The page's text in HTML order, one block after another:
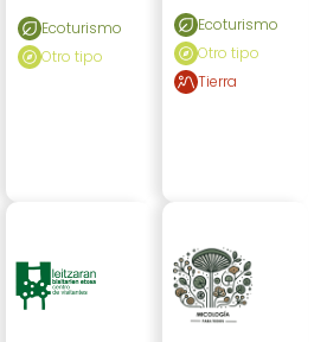
Ecoturismo
Otro tipo
Ecoturismo
Otro tipo
Tierra